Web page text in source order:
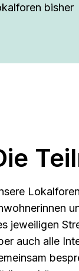
bisher
jeweiligen
auch alle